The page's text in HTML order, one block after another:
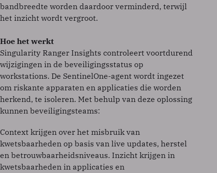
bandbreedte worden daardoor verminderd, terwijl
het inzicht wordt vergroot.
Hoe het werkt
Singularity Ranger Insights controleert voortdurend
wijzigingen in de beveiligingsstatus op
workstations. De SentinelOne-agent wordt ingezet
om riskante apparaten en applicaties die worden
herkend, te isoleren. Met behulp van deze oplossing
kunnen beveiligingsteams:
Context krijgen over het misbruik van
kwetsbaarheden op basis van live updates, herstel
en betrouwbaarheidsniveaus. Inzicht krijgen in
kwetsbaarheden in applicaties en